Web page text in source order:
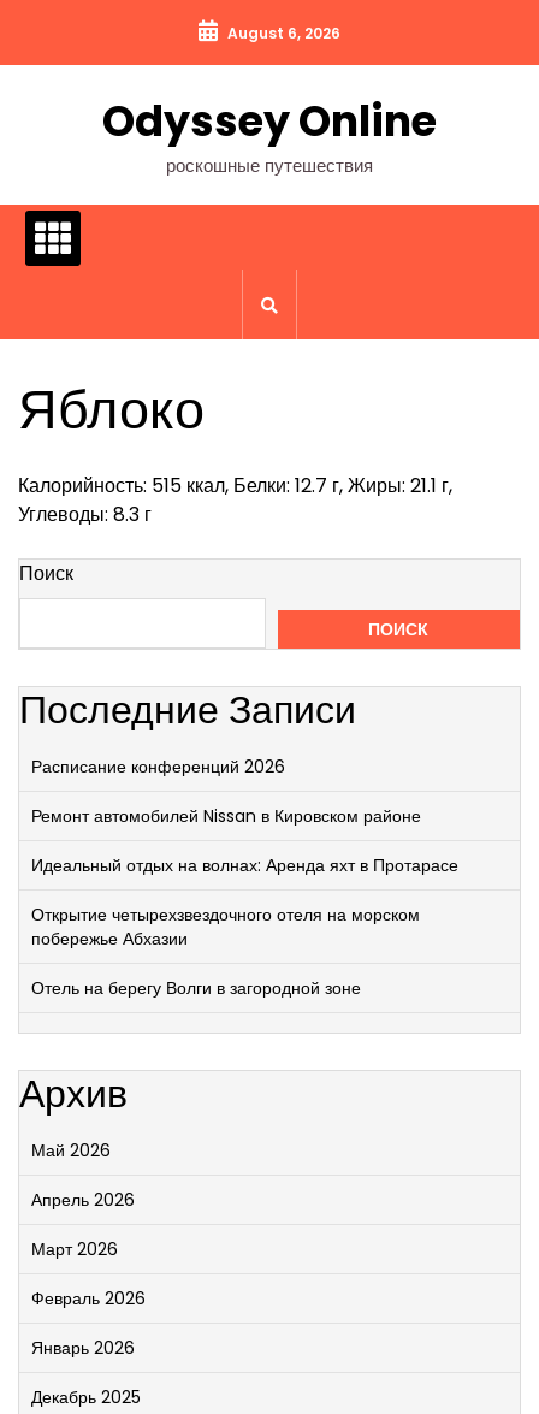
содержимому
August 6, 2026
Odyssey Online
роскошные путешествия
Яблоко
Калорийность: 515 ккал, Белки: 12.7 г, Жиры: 21.1 г,
Углеводы: 8.3 г
Поиск
ПОИСК
Последние Записи
Расписание конференций 2026
Ремонт автомобилей Nissan в Кировском районе
Идеальный отдых на волнах: Аренда яхт в Протарасе
Открытие четырехзвездочного отеля на морском
побережье Абхазии
Отель на берегу Волги в загородной зоне
Архив
Май 2026
Апрель 2026
Март 2026
Февраль 2026
Январь 2026
Декабрь 2025